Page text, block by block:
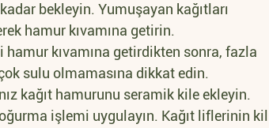
bekleyin. Yumuşayan kağıtları
hamur kıvamına getirin.
hamur kıvamına getirdikten sonra, fazla
sulu olmamasına dikkat edin.
kağıt hamurunu seramik kile ekleyin.
işlemi uygulayın. Kağıt liflerinin kil